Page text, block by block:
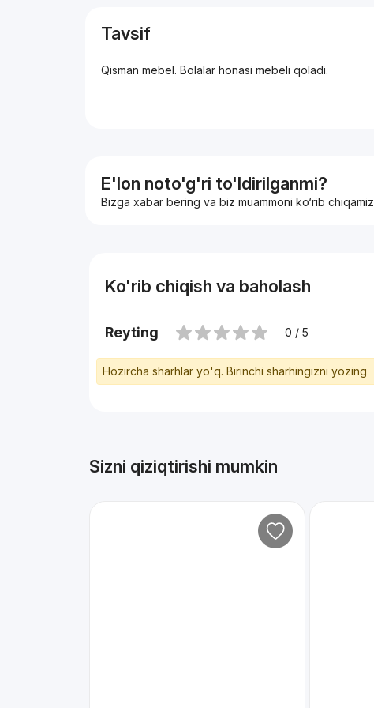
Tavsif
Qisman mebel. Bolalar honasi mebeli qoladi.
E'lon noto'g'ri to'ldirilganmi?
Bizga xabar bering va biz muammoni ko‘rib chiqamiz
Ko'rib chiqish va baholash
Reyting 0 / 5
Hozircha sharhlar yo'q. Birinchi sharhingizni yozing
Sizni qiziqtirishi mumkin